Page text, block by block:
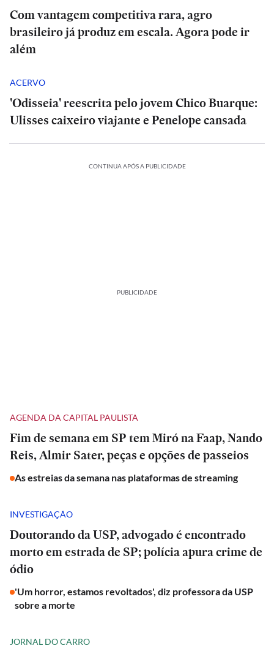
Com vantagem competitiva rara, agro
brasileiro já produz em escala. Agora pode ir
além
ACERVO
'Odisseia' reescrita pelo jovem Chico Buarque:
Ulisses caixeiro viajante e Penelope cansada
CONTINUA APÓS A PUBLICIDADE
PUBLICIDADE
AGENDA DA CAPITAL PAULISTA
Fim de semana em SP tem Miró na Faap, Nando
Reis, Almir Sater, peças e opções de passeios
As estreias da semana nas plataformas de streaming
INVESTIGAÇÃO
Doutorando da USP, advogado é encontrado
morto em estrada de SP; polícia apura crime de
ódio
'Um horror, estamos revoltados', diz professora da USP
sobre a morte
JORNAL DO CARRO